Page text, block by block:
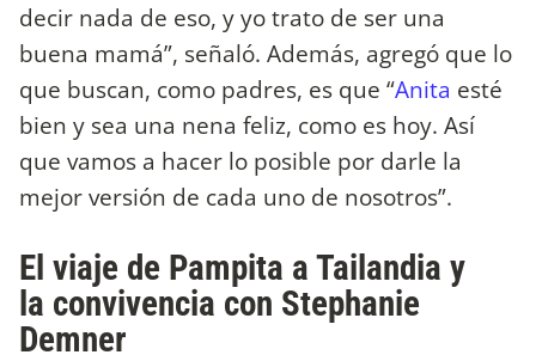
decir nada de eso, y yo trato de ser una
buena mamá”, señaló. Además, agregó que lo
que buscan, como padres, es que “Anita esté
bien y sea una nena feliz, como es hoy. Así
que vamos a hacer lo posible por darle la
mejor versión de cada uno de nosotros”.
El viaje de Pampita a Tailandia y
la convivencia con Stephanie
Demner